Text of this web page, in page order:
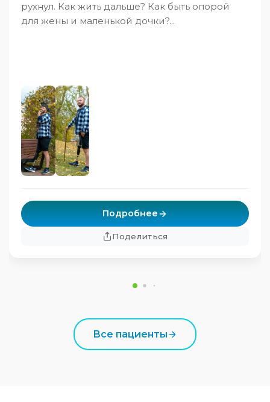
рухнул. Как жить дальше? Как быть опорой
для жены и маленькой дочки?...
Подробнее
Поделиться
Все пациенты